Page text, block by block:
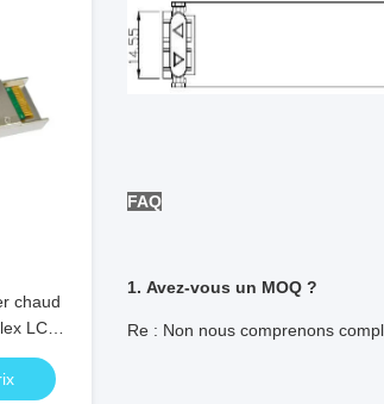
chaud
LC
de 10
FAQ
1. Avez-vous un MOQ ?
Re : Non nous comprenons